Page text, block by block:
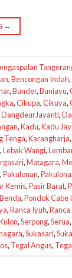
→
,Bencongan Indah,
,Bunder,Buniayu,
,Cikupa,Cikuya,
DangdeurJayanti,
,Kadu,Kadu
Tenga,Karangharja,
,Lebak Wangi,
,Matagara,
,Pakulonan,
Kemis,Pasir Barat,
,Pondok Cabe
,Ranca Iyuh,Ranca
,Serpong,Serua,
,Sukasari,
, Tegal Angus,